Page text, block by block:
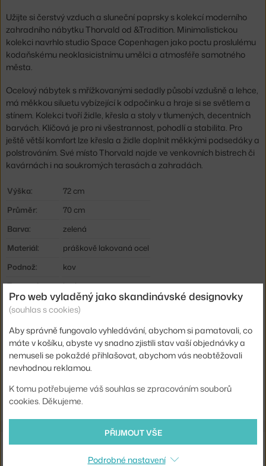
Užijte si čerstvý vzduch a sluneční paprsky s kolekcí moderního
zahradního nábytku Thorvald od &Tradition. Minimalistickou
kolekci navrhlo studio Space Copenhagen jako poctu proslulému
kodaňskému neoklasicistnímu umělci a atmosféře samotného
města.
Ocelový nábytek s mřížkovanými sedadly působí vzdušně a lehce,
má měkkou siluetu vybízející k odpočinku a hraje si se světlem a
stínem. Kolekci tvoří židle, křesla a stoly v tlumených, decentních
barvách. Klíčová je pro ni všestrannost, pohodlí a stabilita. Pro
ještě větší komfort lze křesla a židle doplnit měkkými podsedáky a
polstrováním. Své místo Thorvald najde ve venkovních bistrech či
kavárnách i na soukromých terasách a zahradách.
Výška:
72 cm
Průměr:
70 cm
Barva:
zelená
Materiál:
práškově lakovaná ocel
Podnož:
kov
Tvar stolu:
kruh
Deska stolu:
kov
Kód produktu AND-135150A409
Ste zo Slovenska? Prejdite na
Shopping from the EU? Switch toThorvald SC96 Table, bronze
green
Související produkty
Pro web vyladěný jako skandinávské designovky
(souhlas s cookies)
Aby správně fungovalo vyhledávání, abychom si pamatovali, co
máte v košíku, abyste vy snadno zjistili stav vaší objednávky a
nemuseli se pokaždé přihlašovat, abychom vás neobtěžovali
nevhodnou reklamou.
K tomu potřebujeme váš souhlas se zpracováním souborů
cookies. Děkujeme.
PŘIJMOUT VŠE
Podrobné nastavení